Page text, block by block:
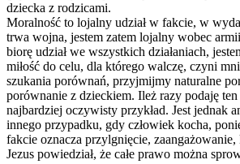
dziecka z rodzicami.
Moralność to lojalny udział w fakcie, w
trwa wojna, jestem zatem lojalny wobec
biorę udział we wszystkich działaniach,
miłość do celu, dla którego walczę, czyni
szukania porównań, przyjmijmy naturalne
porównanie z dzieckiem. Ileż razy podaję
najbardziej oczywisty przykład. Jest jednak
innego przypadku, gdy człowiek kocha,
fakcie oznacza przylgnięcie,
Jezus powiedział, że całe prawo można